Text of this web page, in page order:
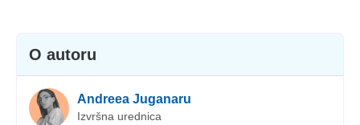
O autoru
Andreea Juganaru
Izvršna urednica